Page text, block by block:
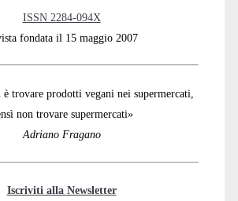
ISSN 2284-094X
fondata il 15 maggio 2007
trovare prodotti vegani nei supermercati,
non trovare supermercati»
Adriano Fragano
Iscriviti alla Newsletter